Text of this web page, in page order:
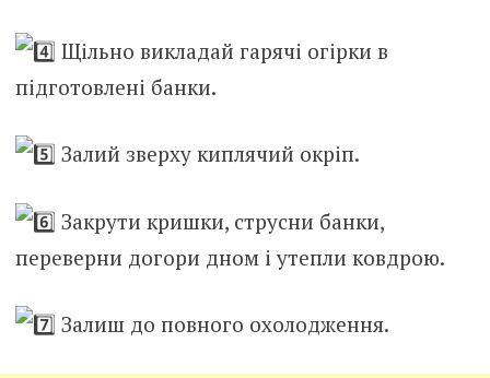
Щільно викладай гарячі огірки в
підготовлені банки.
Залий зверху киплячий окріп.
Закрути кришки, струсни банки,
переверни догори дном і утепли ковдрою.
Залиш до повного охолодження.